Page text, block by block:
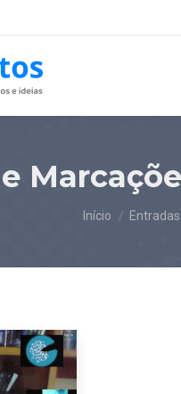
Você está aqui:
Início